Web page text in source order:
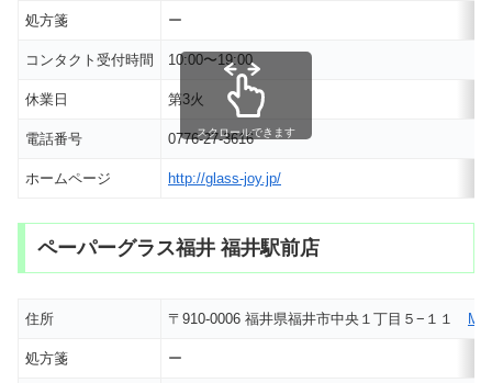
処方箋 ー
コンタクト受付時間 10:00〜19:00
休業日 第3火
電話番号 0776-27-3616
ホームページ http://glass-joy.jp/
スクロールできます
ペーパーグラス福井 福井駅前店
住所 〒910-0006 福井県福井市中央１丁目５−１１
処方箋 ー